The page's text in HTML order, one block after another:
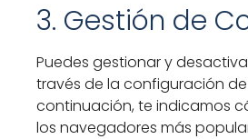
3. Gestión de
Puedes gestionar y
través de la configuración
continuación, te indicamos
los navegadores más